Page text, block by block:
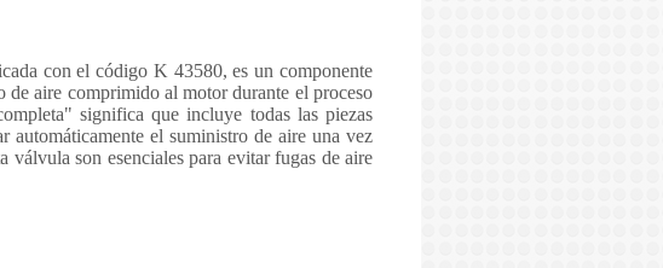
con el código K 43580, es un componente
aire comprimido al motor durante el proceso
significa que incluye todas las piezas
automáticamente el suministro de aire una vez
son esenciales para evitar fugas de aire